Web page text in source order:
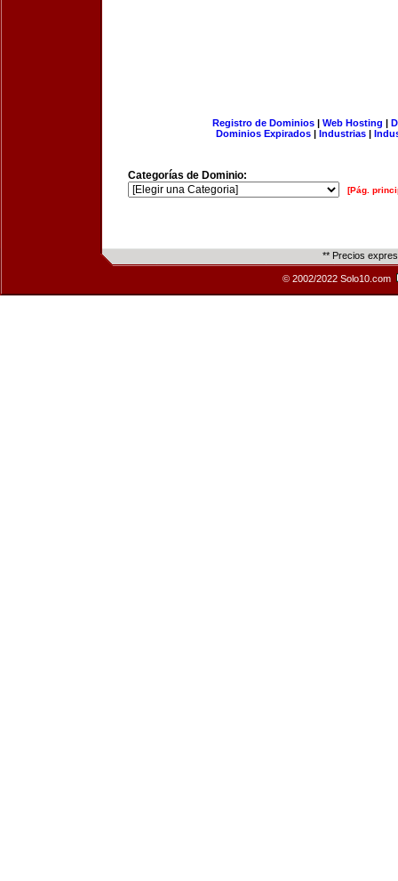
Registro de Dominios| Web Hosting |
Dominios Expirados | Industrias |
Categorías de Dominio:
[Pág.
** Precios
© 2002/2022 Solo10.com